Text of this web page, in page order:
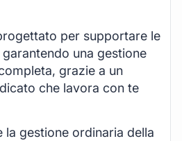
per supportare le
una gestione
grazie a un
che lavora con te
la gestione ordinaria della